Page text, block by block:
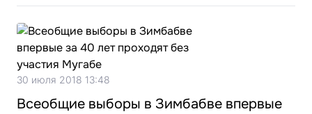
30 июля 2018 13:48
Всеобщие выборы в Зимбабве впервые